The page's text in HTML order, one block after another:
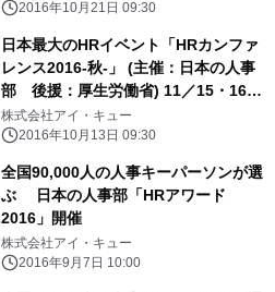
2016年10月21日 09:30
日本最大のHRイベント「HRカンファ
レンス2016-秋-」 (主催：日本の人事
部 後援：厚生労働省) 11／15・16・
17・18開催
株式会社アイ・キュー
2016年10月13日 09:30
全国90,000人の人事キーパーソンが選
ぶ 日本の人事部「HRアワード
2016」開催
株式会社アイ・キュー
2016年9月7日 10:00